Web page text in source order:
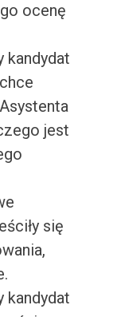
ocenę
kandydat
jest
się
kandydat